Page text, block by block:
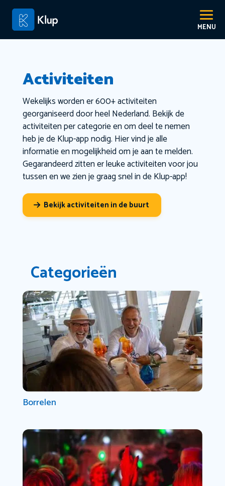
Activiteiten
Wekelijks worden er 600+ activiteiten
georganiseerd door heel Nederland. Bekijk de
activiteiten per categorie en om deel te nemen
heb je de Klup-app nodig. Hier vind je alle
informatie en mogelijkheid om je aan te melden.
Gegarandeerd zitten er leuke activiteiten voor jou
tussen en we zien je graag snel in de Klup-app!
Bekijk activiteiten in de buurt
Categorieën
Borrelen